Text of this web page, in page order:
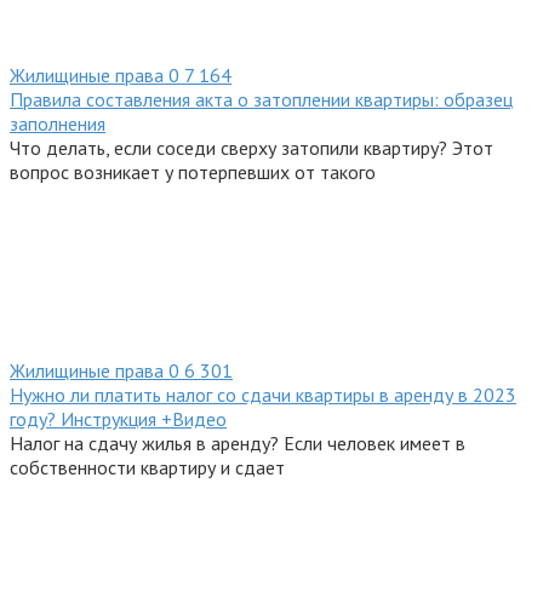
Жилищиные права 0 7 164
Правила составления акта о затоплении квартиры: образец
заполнения
Что делать, если соседи сверху затопили квартиру? Этот
вопрос возникает у потерпевших от такого
Жилищиные права 0 6 301
Нужно ли платить налог со сдачи квартиры в аренду в 2023
году? Инструкция +Видео
Налог на сдачу жилья в аренду? Если человек имеет в
собственности квартиру и сдает